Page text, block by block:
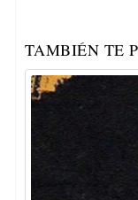
TAMBIÉN TE